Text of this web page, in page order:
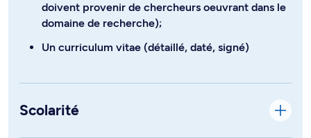
doivent provenir de chercheurs oeuvrant dans le
domaine de recherche);
Un curriculum vitae (détaillé, daté, signé)
Scolarité